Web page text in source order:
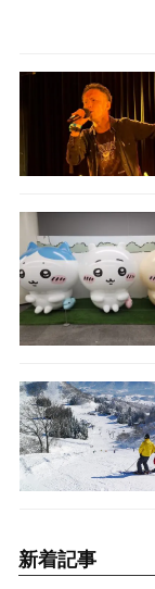
新着記事